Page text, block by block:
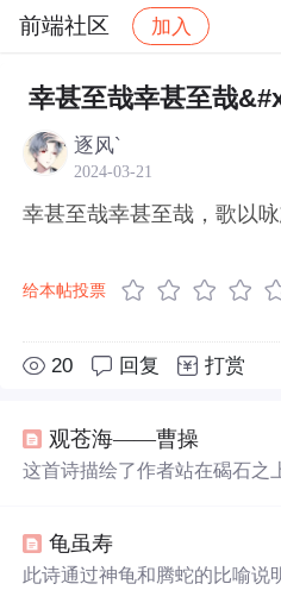
前端社区 加入
社区 前端社区 感慨
幸甚至哉幸甚至哉
逐风`
2024-03-21
幸甚至哉幸甚至哉，歌以
给本帖投票
20 回复 打赏
观苍海——曹操
这首诗描绘了作者站在碣石之
中升起，展现了大自然的壮丽
龟虽寿
此诗通过神龟和腾蛇的比喻说